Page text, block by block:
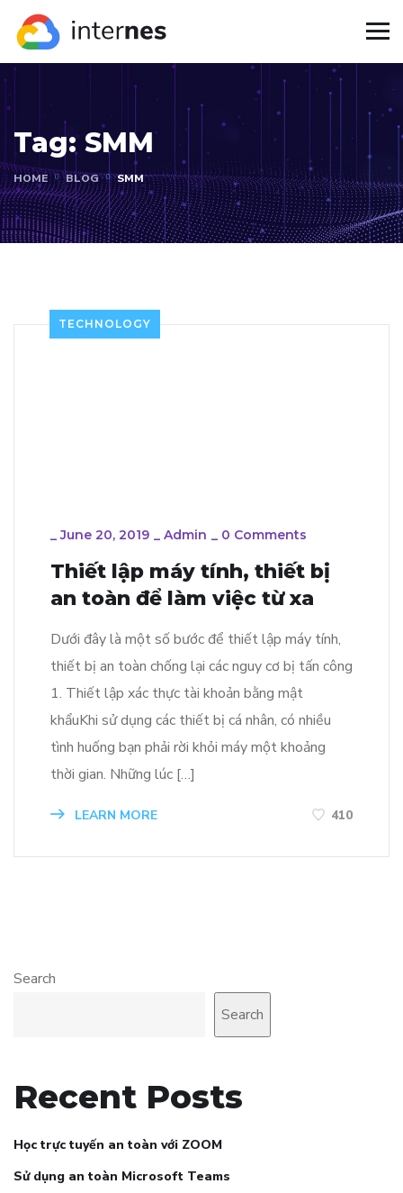
Tag:SMM
HOME BLOG SMM
TECHNOLOGY
_June 20, 2019 _ Admin _ 0 Comments
Thiết lập máy tính, thiết bị
an toàn để làm việc từ xa
Dưới đây là một số bước để thiết lập máy tính,
thiết bị an toàn chống lại các nguy cơ bị tấn công
1. Thiết lập xác thực tài khoản bằng mật
khẩuKhi sử dụng các thiết bị cá nhân, có nhiều
tình huống bạn phải rời khỏi máy một khoảng
thời gian. Những lúc […]
LEARN MORE 410
Search
Search
Recent Posts
Học trực tuyến an toàn với ZOOM
Sử dụng an toàn Microsoft Teams